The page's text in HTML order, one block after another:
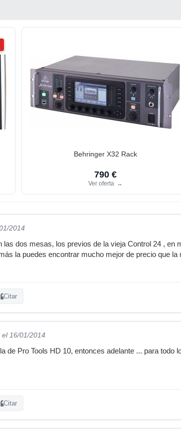
Behringer X32 Rack
790 €
Ver oferta →
2014
las dos mesas, los previos de la vieja Control 24 ,
la puedes encontrar mucho mejor de precio que la
Citar
el 16/01/2014
de Pro Tools HD 10, entonces adelante ... para todo
Citar